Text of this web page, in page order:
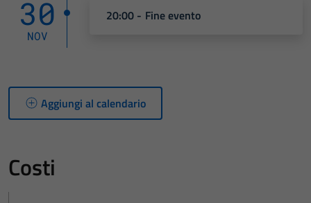
30
NOV
20:00 - Fine evento
Aggiungi al calendario
Costi